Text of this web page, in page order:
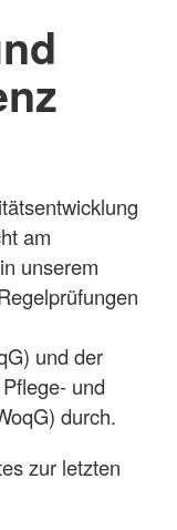
am
unserem
und der
und
durch.
zur letzten